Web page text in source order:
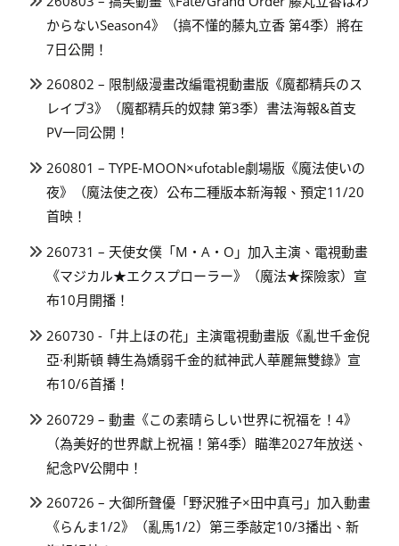
からないSeason4》（搞不懂的藤丸立香 第4季）將在
7日公開！
260802 – 限制級漫畫改編電視動畫版《魔都精兵のス
レイブ3》（魔都精兵的奴隸 第3季）書法海報&首支
PV一同公開！
260801 – TYPE-MOON×ufotable劇場版《魔法使いの
夜》（魔法使之夜）公布二種版本新海報、預定11/20
首映！
260731 – 天使女僕「M・A・O」加入主演、電視動畫
《マジカル★エクスプローラー》（魔法★探險家）宣
布10月開播！
260730 -「井上ほの花」主演電視動畫版《亂世千金倪
亞·利斯頓 轉生為嬌弱千金的弒神武人華麗無雙錄》宣
布10/6首播！
260729 – 動畫《この素晴らしい世界に祝福を！4》
（為美好的世界獻上祝福！第4季）瞄準2027年放送、
紀念PV公開中！
260726 – 大御所聲優「野沢雅子×田中真弓」加入動畫
《らんま1/2》（亂馬1/2）第三季敲定10/3播出、新